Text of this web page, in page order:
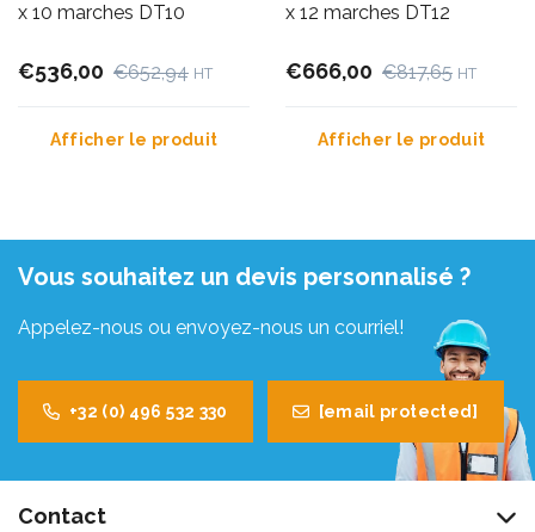
x 10 marches DT10
€536,00 €652,94 HT
Afficher le produit
x 12 marches DT12
€666,00 €817,65 HT
Afficher le produit
Vous souhaitez un devis personnalisé ?
Appelez-nous ou envoyez-nous un courriel!
+32 (0) 496 532 330 [email protected]
Contact